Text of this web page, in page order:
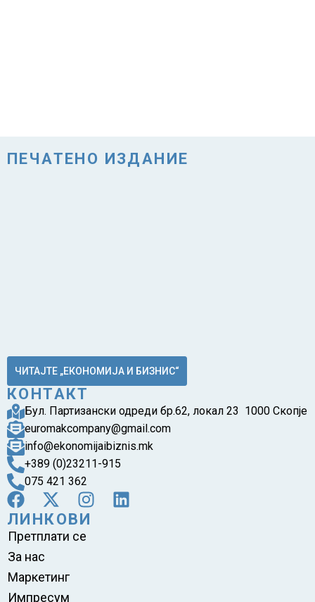
ПЕЧАТЕНО ИЗДАНИЕ
ЧИТАЈТЕ „ЕКОНОМИЈА И БИЗНИС“
КОНТАКТ
Бул. Партизански одреди бр.62, локал 23 1000 Скопје
euromakcompany@gmail.com
info@ekonomijaibiznis.mk
+389 (0)23211-915
075 421 362
ЛИНКОВИ
Претплати се
За нас
Маркетинг
Импресум